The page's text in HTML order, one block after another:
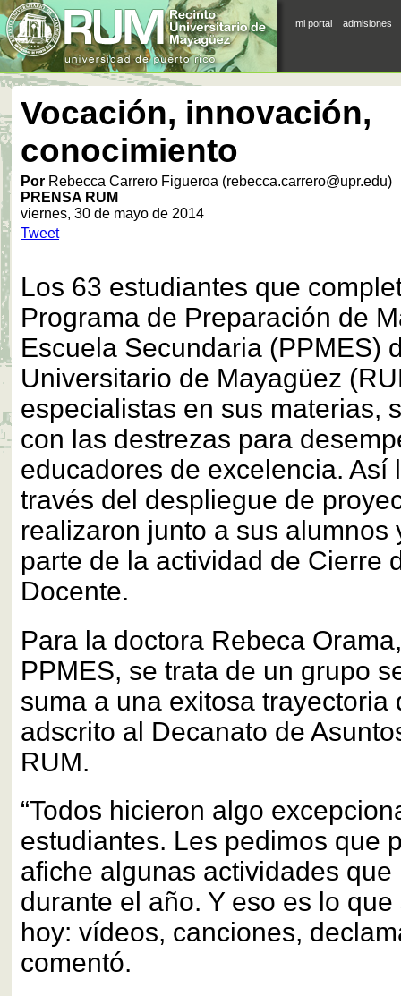
mi portal admisiones
Vocación, innovación,
conocimiento
Por Rebecca Carrero Figueroa (rebecca.carrero@upr.edu)
PRENSA RUM
viernes, 30 de mayo de 2014
Tweet
Los 63 estudiantes que
Programa de Preparación de
Escuela Secundaria (PPMES)
Universitario de Mayagüez
especialistas en sus materias,
con las destrezas para
educadores de excelencia. Así
través del despliegue de
realizaron junto a sus alumnos
parte de la actividad de Cierre
Docente.
Para la doctora Rebeca
PPMES, se trata de un grupo
suma a una exitosa trayectoria
adscrito al Decanato de
RUM.
“Todos hicieron algo
estudiantes. Les pedimos que
afiche algunas actividades
durante el año. Y eso es lo
hoy: vídeos, canciones,
comentó.